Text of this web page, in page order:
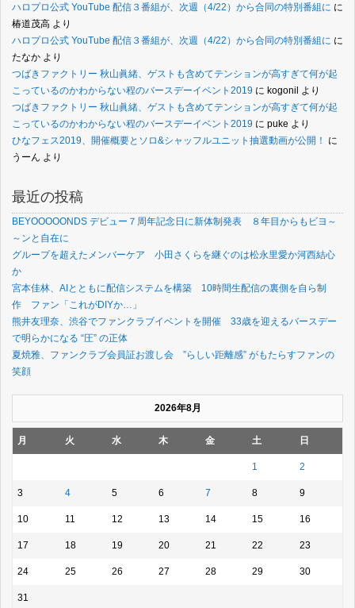
ハロプロ公式 YouTube 配信３番組が、次週（4/22）から合同の特別番組に に
椿道茂高 より
ハロプロ公式 YouTube 配信３番組が、次週（4/22）から合同の特別番組に に
たなか より
つばきファクトリー 秋山眞緒、ゲストも含めてテンションが高すぎて何が起
こっているのかわからない程のバースデーイベント2019 に kogonil より
つばきファクトリー 秋山眞緒、ゲストも含めてテンションが高すぎて何が起
こっているのかわからない程のバースデーイベント2019 に puke より
ひなフェス2019、開催概要とソロ&シャッフルユニット抽選動画が公開！
に
うーん より
最近の投稿
BEYOOOOONDS デビュー７周年記念日に新体制発表 ８年目からもビヨ～
～ンと自在に
グループを超えたメンバーケア 小田さくらを継ぐのは松永里愛か河西結心
か
宮本佳林、AIとともに配信システムを構築 10時間生配信の裏側を自ら制
作 ファン「これがDIYか…」
熊井友理奈、渋谷でファンクラブイベントを開催 33歳を迎えるバースデー
で明らかになる “圧” の正体
夏焼雅、ファンクラブ会員証お渡し会 ”らしい距離感” がもたらすファンの
笑顔
2026年8月
月 火 水 木 金 土 日
1 2
3 4 5 6 7 8 9
10 11 12 13 14 15 16
17 18 19 20 21 22 23
24 25 26 27 28 29 30
31